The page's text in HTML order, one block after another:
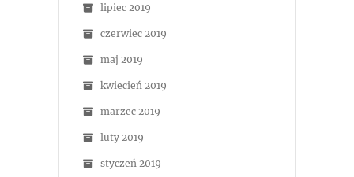
lipiec 2019
czerwiec 2019
maj 2019
kwiecień 2019
marzec 2019
luty 2019
styczeń 2019